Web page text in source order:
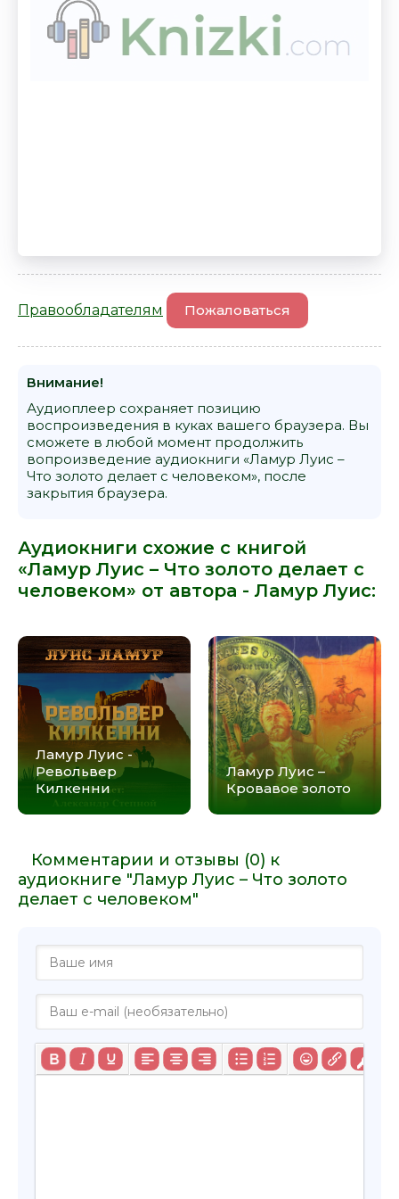
Правообладателям Пожаловаться
Внимание!
Аудиоплеер сохраняет позицию
воспроизведения в куках вашего браузера. Вы
сможете в любой момент продолжить
вопроизведение аудиокниги «Ламур Луис –
Что золото делает с человеком», после
закрытия браузера.
Аудиокниги схожие с книгой
«Ламур Луис – Что золото делает с
человеком» от автора -Ламур Луис:
Ламур Луис -
Револьвер
Килкенни
Ламур Луис –
Кровавое золото
Комментарии и отзывы (0) к
аудиокниге "Ламур Луис – Что золото
делает с человеком"